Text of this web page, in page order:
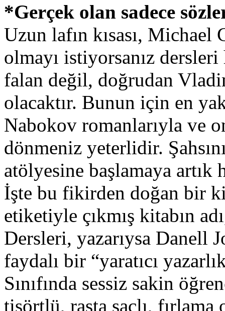
*Gerçek olan sadece
Uzun lafın kısası, Michael
olmayı istiyorsanız
falan değil, doğrudan
olacaktır. Bunun için en
Nabokov romanlarıyla ve
dönmeniz yeterlidir.
atölyesine başlamaya artık
İşte bu fikirden doğan bir
etiketiyle çıkmış kitabın
Dersleri, yazarıysa Danell
faydalı bir “yaratıcı
Sınıfında sessiz sakin
tişörtlü, rasta saçlı, fırlama